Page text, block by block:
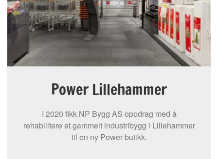
Power Lillehammer
I 2020 fikk NP Bygg AS oppdrag med å
rehabilitere et gammelt industribygg i Lillehammer
til en ny Power butikk.